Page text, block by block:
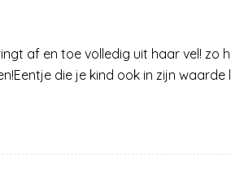
af en toe volledig uit haar vel! zo
die je kind ook in zijn